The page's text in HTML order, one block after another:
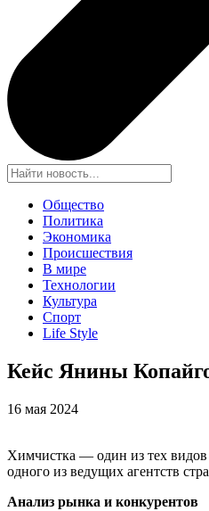
Общество
Политика
Экономика
Происшествия
В мире
Технологии
Культура
Спорт
Life Style
Кейс Янины
16 мая 2024
Химчистка — один из тех видов
одного из ведущих агентств
Анализ рынка и конкурентов